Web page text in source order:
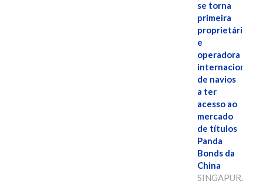
se torna
primeira
proprietária
e
operadora
internacional
de navios
a ter
acesso ao
mercado
de títulos
Panda
Bonds da
China
SINGAPURA,